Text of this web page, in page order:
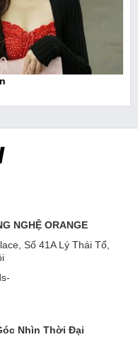
NGHỆ ORANGE
Số 41A Lý Thái Tổ,
Nhìn Thời Đại